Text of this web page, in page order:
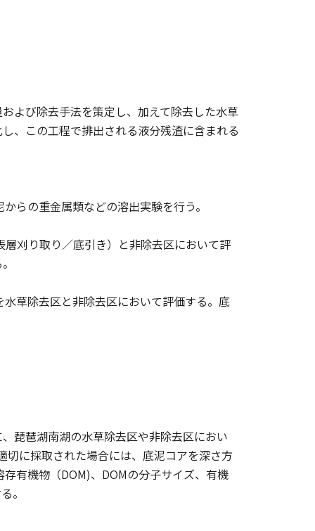
よび除去手法を策定し、加えて除去した水草
、この工程で排出される液分残渣に含まれる
らの重金属類などの溶出実験を行う。
刈り取り／底引き）と非除去区において評
草除去区と非除去区において評価する。底
琵琶湖南湖の水草除去区や非除去区におい
に採取された場合には、底泥コアを深さ方
有機物（DOM)、DOMの分子サイズ、有機
。